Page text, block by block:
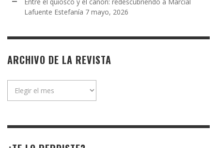
Lafuente Estefanía 7 mayo, 2026
ARCHIVO DE LA REVISTA